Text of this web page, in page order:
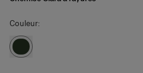
Couleur: